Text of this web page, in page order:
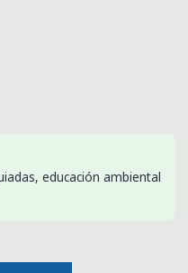
educación ambiental